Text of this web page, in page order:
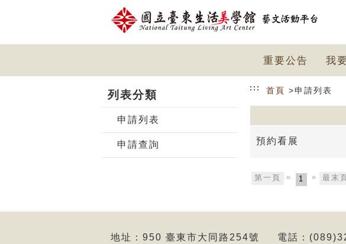
前往首頁
重要公告 我
列表分類
申請列表
申請查詢
::: 首頁 >申請列表
預約看展
第一頁 « 1 » 最末
地址：950 臺東市大同路254號 電話：